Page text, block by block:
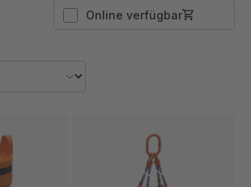
Online verfügbar